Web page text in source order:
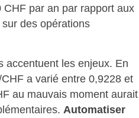
CHF par an par rapport aux
des opérations
accentuent les enjeux. En
a varié entre 0,9228 et
au mauvais moment aurait
Automatiser